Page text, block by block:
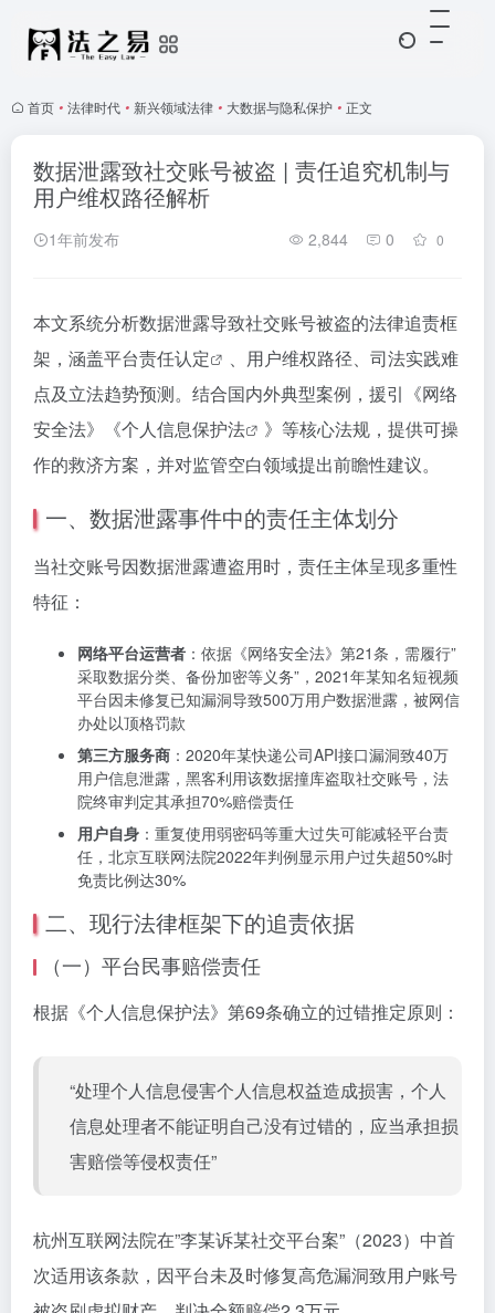
首页 • 法律时代 • 新兴领域法律 • 大数据与隐私保护 • 正文
数据泄露致社交账号被盗 | 责任追究机制与
用户维权路径解析
1年前发布 2,844 0 0
本文系统分析数据泄露导致社交账号被盗的法律追责框
架，涵盖平台责任认定
、用户维权路径、司法实践难
点及立法趋势预测。结合国内外典型案例，援引《网络
安全法》《个人信息保护法
》等核心法规，提供可操
作的救济方案，并对监管空白领域提出前瞻性建议。
一、数据泄露事件中的责任主体划分
当社交账号因数据泄露遭盗用时，责任主体呈现多重性
特征：
网络平台运营者 ：依据《网络安全法》第21条，需履行”
采取数据分类、备份加密等义务”，2021年某知名短视频
平台因未修复已知漏洞导致500万用户数据泄露，被网信
办处以顶格罚款
第三方服务商 ：2020年某快递公司API接口漏洞致40万
用户信息泄露，黑客利用该数据撞库盗取社交账号，法
院终审判定其承担70%赔偿责任
用户自身 ：重复使用弱密码等重大过失可能减轻平台责
任，北京互联网法院2022年判例显示用户过失超50%时
免责比例达30%
二、现行法律框架下的追责依据
（一）平台民事赔偿责任
根据《个人信息保护法》第69条确立的过错推定原则：
“处理个人信息侵害个人信息权益造成损害，个人
信息处理者不能证明自己没有过错的，应当承担损
害赔偿等侵权责任”
杭州互联网法院在”李某诉某社交平台案”（2023）中首
次适用该条款，因平台未及时修复高危漏洞致用户账号